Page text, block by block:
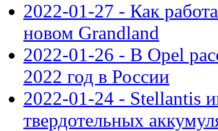
2022-01-27 - Как
новом Grandland
2022-01-26 - В Opel
2022 год в России
2022-01-24 - Stellantis
твердотельных